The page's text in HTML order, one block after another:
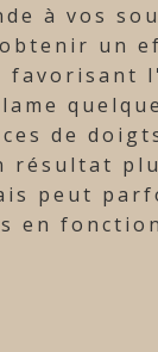
à vos
un
de
résultat
peut
en